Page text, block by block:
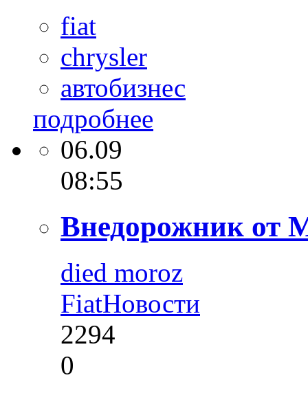
fiat
chrysler
автобизнес
подробнее
06.09
08:55
Внедорожник от
died moroz
FiatНовости
2294
0